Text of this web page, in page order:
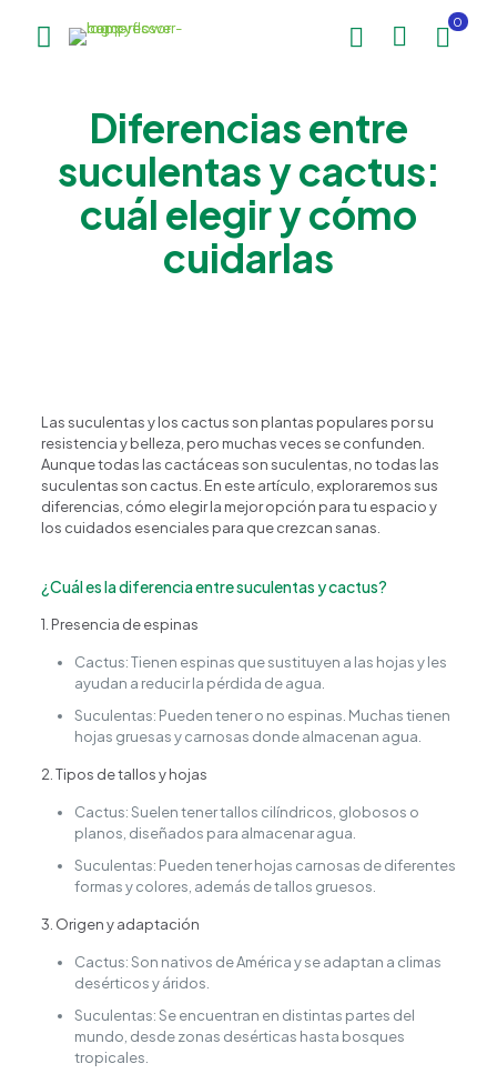
0
Diferencias entre
suculentas y cactus:
cuál elegir y cómo
cuidarlas
Las suculentas y los cactus son plantas populares por su
resistencia y belleza, pero muchas veces se confunden.
Aunque todas las cactáceas son suculentas, no todas las
suculentas son cactus. En este artículo, exploraremos sus
diferencias, cómo elegir la mejor opción para tu espacio y
los cuidados esenciales para que crezcan sanas.
¿Cuál es la diferencia entre suculentas y cactus?
1. Presencia de espinas
Cactus: Tienen espinas que sustituyen a las hojas y les
ayudan a reducir la pérdida de agua.
Suculentas: Pueden tener o no espinas. Muchas tienen
hojas gruesas y carnosas donde almacenan agua.
2. Tipos de tallos y hojas
Cactus: Suelen tener tallos cilíndricos, globosos o
planos, diseñados para almacenar agua.
Suculentas: Pueden tener hojas carnosas de diferentes
formas y colores, además de tallos gruesos.
3. Origen y adaptación
Cactus: Son nativos de América y se adaptan a climas
desérticos y áridos.
Suculentas: Se encuentran en distintas partes del
mundo, desde zonas desérticas hasta bosques
tropicales.